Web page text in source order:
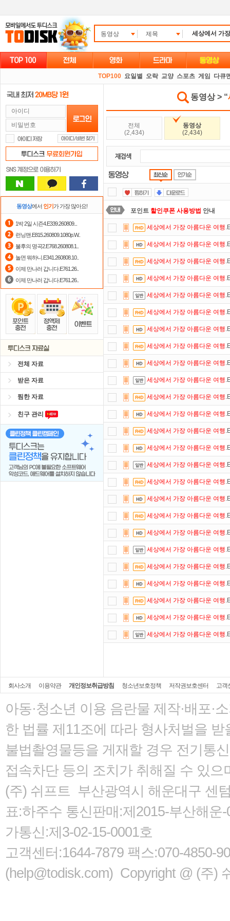
동영상 제목
TOP100 요일별 오락 교양 스포츠 게임 다큐
동영상에서 인기가 가장 많아요!
1박 2일 시즌4.E339.260809...
런닝맨.E815.260809.1080p.W..
불후의 명곡2.E768.260808.1..
놀면 뭐하니.E341.260808.10..
이제 만나러 갑니다.E761.26..
이제 만나러 갑니다.E761.26..
전체 자료
받은 자료
찜한 자료
친구 관리
동영상 > “
전체
(2,434)
동영상
(2,434)
포인트 할인쿠폰 사용방법 안내
자녀보호기능으로 가족과 함께 투디
출석체크이벤트! 매일매일 출석체
요즘 뭐가 재밌지?고민되면 눌러봐!
댓글만 잘써도무료 포인트를 드립
정액제할인쿠폰 사용방법안내
숨어있는 카드 마일리지 조회하고
세상에서 가장 아름다운 여행
세상에서 가장 아름다운 여행
세상에서 가장 아름다운 여행
세상에서 가장 아름다운 여행
세상에서 가장 아름다운 여행
세상에서 가장 아름다운 여행
세상에서 가장 아름다운 여행
세상에서 가장 아름다운 여행
세상에서 가장 아름다운 여행
세상에서 가장 아름다운 여행
세상에서 가장 아름다운 여행
세상에서 가장 아름다운 여행
세상에서 가장 아름다운 여행
세상에서 가장 아름다운 여행
세상에서 가장 아름다운 여행
세상에서 가장 아름다운 여행
세상에서 가장 아름다운 여행
세상에서 가장 아름다운 여행
세상에서 가장 아름다운 여행
세상에서 가장 아름다운 여행
세상에서 가장 아름다운 여행
세상에서 가장 아름다운 여행
세상에서 가장 아름다운 여행
세상에서 가장 아름다운 여행
세상에서 가장 아름다운 여행
회사소개 이용약관 개인정보취급방침 청소년보호정책 저작권보호센터 고객
아동·청소년 이용 음란물 제작·배포·
한 법률 제11조에 따라 형사처벌을 받
불법촬영물등을 게재할 경우 전기통
접속차단 등의 조치가 취해질 수 있으
(주) 쉬프트 부산광역시 해운대구 센
표:하주수 통신판매:제2015-부산해
가통신:제3-02-15-0001호
고객센터:1644-7879 팩스:070-4850-
(help@todisk.com) Copyright @ (주)